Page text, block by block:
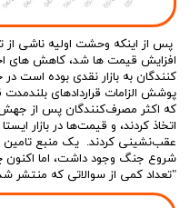
پس از اینکه وحشت اولیه ناشی از
افزایش قیمت ها شد، کاهش های
کنندگان به بازار نقدی بوده است
پوشش الزامات قراردادهای بلندمدت
که اکثر مصرف‌کنندگان پس از جهش
اتخاذ کردند، و قیمت‌ها در بازار
عقب‌نشینی کردند. یک منبع
شروع جنگ وجود داشت، اما
"تعداد کمی از سوالاتی که منتشر